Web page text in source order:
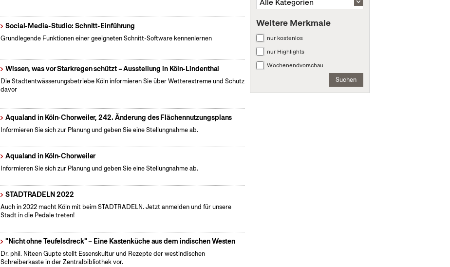
Social-Media-Studio: Schnitt-Einführung
Grundlegende Funktionen einer geeigneten Schnitt-Software kennenlernen
Wissen, was vor Starkregen schützt – Ausstellung in Köln-Lindenthal
Die Stadtentwässerungsbetriebe Köln informieren Sie über Wetterextreme und Schutz
davor
Aqualand in Köln-Chorweiler, 242. Änderung des Flächennutzungsplans
Informieren Sie sich zur Planung und geben Sie eine Stellungnahme ab.
Aqualand in Köln-Chorweiler
Informieren Sie sich zur Planung und geben Sie eine Stellungnahme ab.
STADTRADELN 2022
Auch in 2022 macht Köln mit beim STADTRADELN. Jetzt anmelden und für unsere
Stadt in die Pedale treten!
"Nicht ohne Teufelsdreck" – Eine Kastenküche aus dem indischen Westen
Dr. phil. Niteen Gupte stellt Essenskultur und Rezepte der westindischen
Schreiberkaste in der Zentralbibliothek vor.
Weitere Merkmale
nur kostenlos
nur Highlights
Wochenendvorschau
Suchen